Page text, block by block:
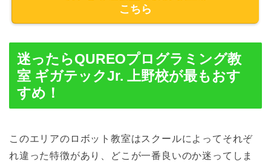
こちら
迷ったらQUREOプログラミング教
室 ギガテックJr. 上野校が最もおす
すめ！
このエリアのロボット教室はスクールによってそれぞ
れ違った特徴があり、どこが一番良いのか迷ってしま